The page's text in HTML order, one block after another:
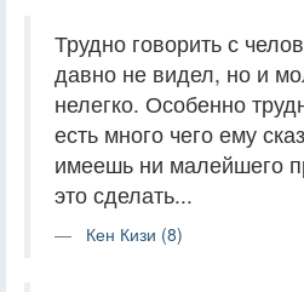
Трудно говорить с
давно не видел, но и
нелегко. Особенно
есть много чего ему
имеешь ни малейшего
это сделать...
Кен Кизи (8)